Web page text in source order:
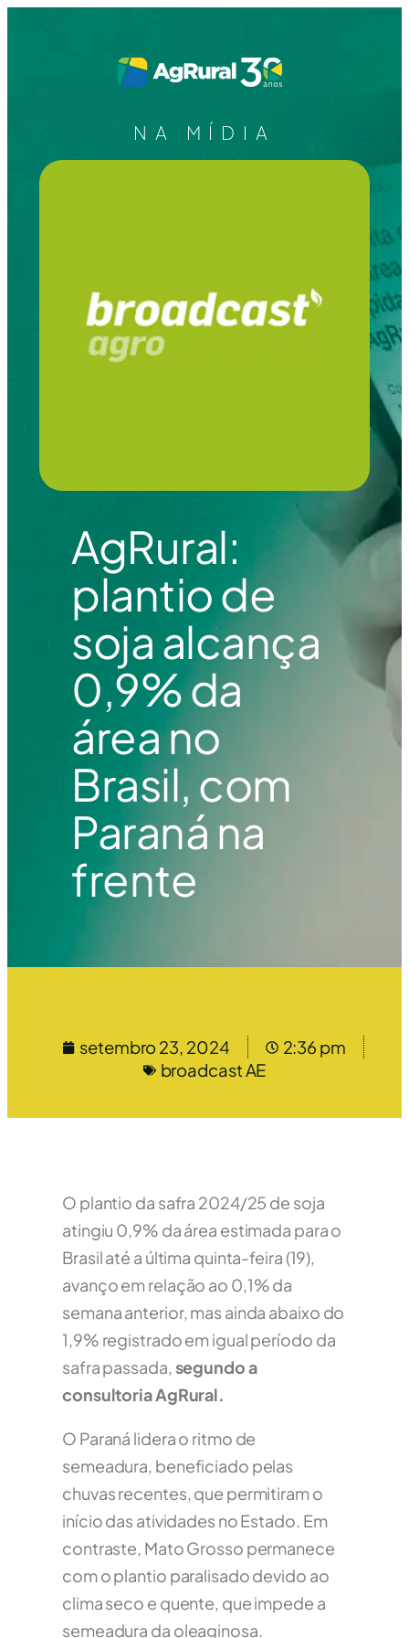
NA MÍDIA
AgRural:
plantio de
soja alcança
0,9% da
área no
Brasil, com
Paraná na
frente
setembro 23, 2024
2:36 pm
broadcast AE
O plantio da safra 2024/25 de soja
atingiu 0,9% da área estimada para o
Brasil até a última quinta-feira (19),
avanço em relação ao 0,1% da
semana anterior, mas ainda abaixo do
1,9% registrado em igual período da
safra passada,segundo a
consultoria AgRural.
O Paraná lidera o ritmo de
semeadura, beneficiado pelas
chuvas recentes, que permitiram o
início das atividades no Estado. Em
contraste, Mato Grosso permanece
com o plantio paralisado devido ao
clima seco e quente, que impede a
semeadura da oleaginosa.